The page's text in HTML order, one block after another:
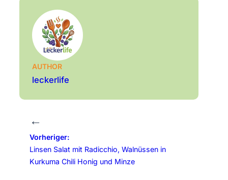
AUTHOR
leckerlife
←
Vorheriger:
Linsen Salat mit Radicchio, Walnüssen in
Kurkuma Chili Honig und Minze